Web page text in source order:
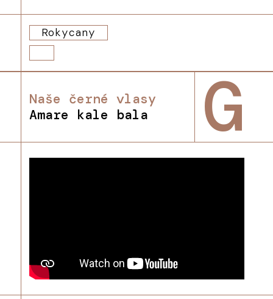
Rokycany
Naše černé vlasy
Amare kale bala
G